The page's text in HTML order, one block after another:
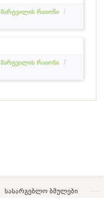
მარტვილის რაიონი
მარტვილის რაიონი
სასარგებლო ბმულები